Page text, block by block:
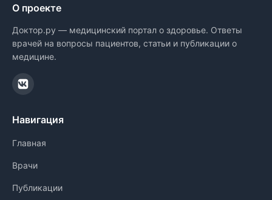
О проекте
Доктор.ру — медицинский портал о здоровье. Ответы
врачей на вопросы пациентов, статьи и публикации о
медицине.
Навигация
Главная
Врачи
Публикации